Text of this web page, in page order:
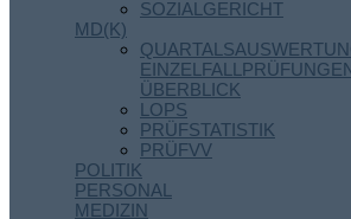
SOZIALGERICHT
MD(K)
ÜBERBLICK
LOPS
PRÜFSTATISTIK
PRÜFVV
POLITIK
PERSONAL
MEDIZIN